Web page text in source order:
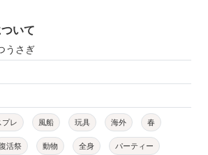
いて
うさぎ
プレ 風船 玩具 海外 春
活祭 動物 全身 パーティー